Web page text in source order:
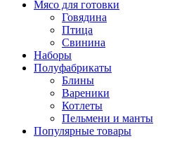
Мясо для готовки
Говядина
Птица
Свинина
Наборы
Полуфабрикаты
Блины
Вареники
Котлеты
Пельмени и манты
Популярные товары